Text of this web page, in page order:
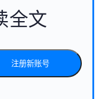
全文
注册新账号